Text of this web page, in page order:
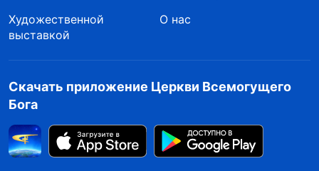
Художественной
выставкой
О нас
Скачать приложение Церкви Всемогущего
Бога